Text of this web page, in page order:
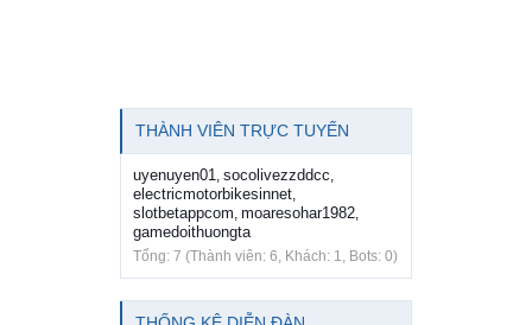
THÀNH VIÊN TRỰC TUYẾN
uyenuyen01, socolivezzddcc,
electricmotorbikesinnet,
slotbetappcom, moaresohar1982,
gamedoithuongta
Tổng: 7 (Thành viên: 6, Khách: 1, Bots: 0)